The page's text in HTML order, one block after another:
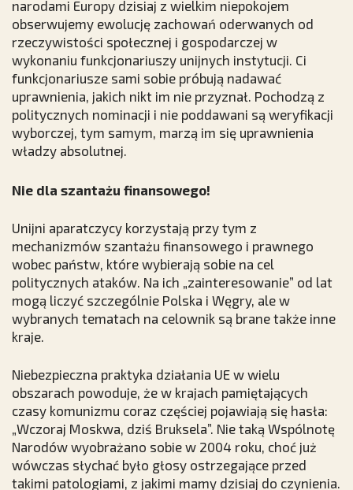
narodami Europy dzisiaj z wielkim niepokojem
obserwujemy ewolucję zachowań oderwanych od
rzeczywistości społecznej i gospodarczej w
wykonaniu funkcjonariuszy unijnych instytucji. Ci
funkcjonariusze sami sobie próbują nadawać
uprawnienia, jakich nikt im nie przyznał. Pochodzą z
politycznych nominacji i nie poddawani są weryfikacji
wyborczej, tym samym, marzą im się uprawnienia
władzy absolutnej.
Nie dla szantażu finansowego!
Unijni aparatczycy korzystają przy tym z
mechanizmów szantażu finansowego i prawnego
wobec państw, które wybierają sobie na cel
politycznych ataków. Na ich „zainteresowanie” od lat
mogą liczyć szczególnie Polska i Węgry, ale w
wybranych tematach na celownik są brane także inne
kraje.
Niebezpieczna praktyka działania UE w wielu
obszarach powoduje, że w krajach pamiętających
czasy komunizmu coraz częściej pojawiają się hasła:
„Wczoraj Moskwa, dziś Bruksela”. Nie taką Wspólnotę
Narodów wyobrażano sobie w 2004 roku, choć już
wówczas słychać było głosy ostrzegające przed
takimi patologiami, z jakimi mamy dzisiaj do czynienia.